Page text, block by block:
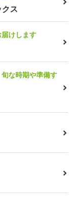
ス
けします
な時期や準備す